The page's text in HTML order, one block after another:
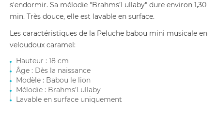
s'endormir. Sa mélodie "Brahms’Lullaby" dure environ 1,30
min. Très douce, elle est lavable en surface.
Les caractéristiques de la Peluche babou mini musicale en
veloudoux caramel:
Hauteur : 18 cm
Âge : Dès la naissance
Modèle : Babou le lion
Mélodie : Brahms’Lullaby
Lavable en surface uniquement